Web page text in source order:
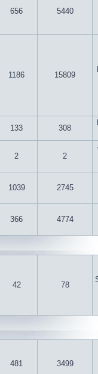
656 5440
1186 15809
133 308
2 2
1039 2745
366 4774
42 78
481 3499